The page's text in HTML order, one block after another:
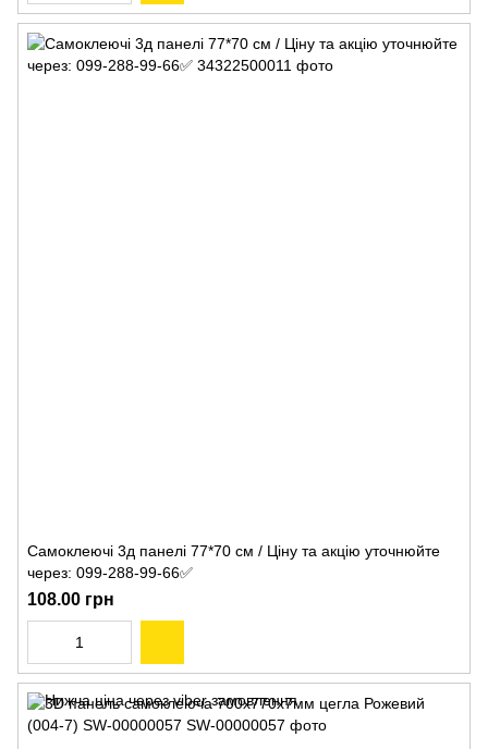
Самоклеючі 3д панелі 77*70 см / Ціну та акцію уточнюйте
через: 099-288-99-66✅
108.00 грн